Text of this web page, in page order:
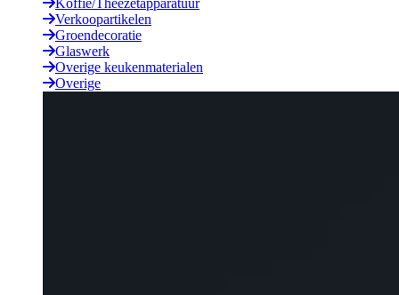
Koffie/Theezetapparatuur
Verkoopartikelen
Groendecoratie
Glaswerk
Overige keukenmaterialen
Overige